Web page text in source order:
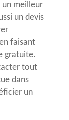
un meilleur
un devis
faisant
gratuite.
tout
dans
un